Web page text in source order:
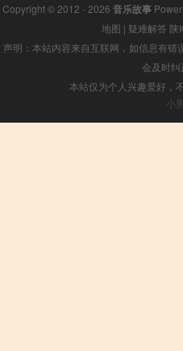
Copyright © 2012 - 2026 音乐故事
地图 | 疑难解答 陕
声明：本站内容来自互联网，如信息有
会及时
本站仅为个人兴趣爱好，
小